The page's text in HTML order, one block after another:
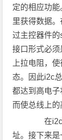
定的相应功
里获得数据
过主控器件
接口形式必
上拉电阻，
态。因此i2c
都达到高电
而使总线上的
在i2c
址。接下来是